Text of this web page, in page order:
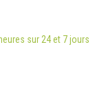
sur 24 et 7 jours